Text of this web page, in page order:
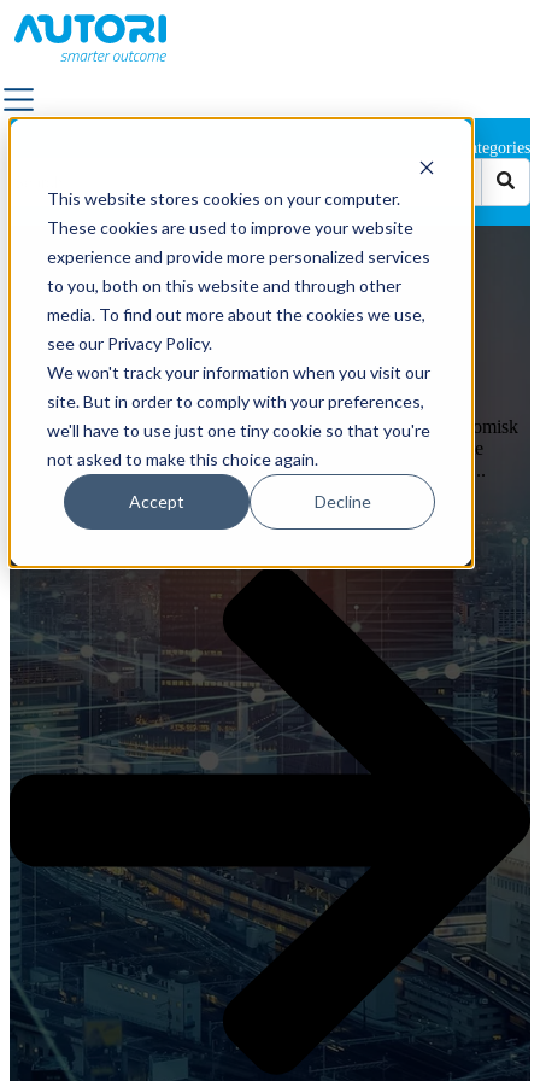
This website stores cookies on your computer.
These cookies are used to improve your website
experience and provide more personalized services
to you, both on this website and through other
media. To find out more about the cookies we use,
see our Privacy Policy.
We won't track your information when you visit our
site. But in order to comply with your preferences,
we'll have to use just one tiny cookie so that you're
not asked to make this choice again.
Accept Decline
ALLE LØSNINGER
FORTAU
FASILITETSTJENSTER OG FORVALTNING AV
UTEOMRÅDER
VEIFOTOGRAFERING
KVALITETSTILSYN
LANDSKAPS- OG TRAFIKKDESIGN
VEDLIKEHOLD AV STRØMNETTET
VEI- OG GATEVEDLIKEHOLD
UTENDØRSBELYSNING
VEIMERKING
KUNDER
KUNDER
TRANSPORT
ELEKRTOTEKNIKK
FOTOGRAFERING
VEIVEDLIKEHOLD
ENERGI
MYNDIGHETER
FASILITETSTJENSTER
BYER OG KOMMUNER
TELEKOMMUNIKASJON
PRODUKTER
Categories
Vedlikehold av infrastruktur
6 grunner til at vedlikehold av
infrastruktur er viktig for samfunnet
Betydningen av infrastrukturvedlikehold: økt sikkerhet, økonomisk
vekst og livskvalitet. Vedlikehold av infrastruktur er av ytterste
viktighet for samfunnet av en rekke årsaker. Vi har listet opp ...
Les artikkelen